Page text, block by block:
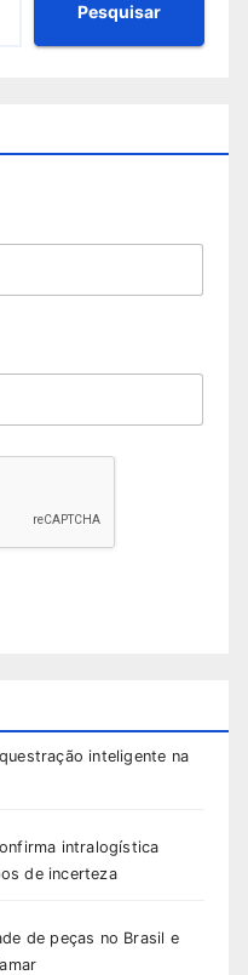
Pesquisar
inteligente na
intralogística
de incerteza
de peças no Brasil e